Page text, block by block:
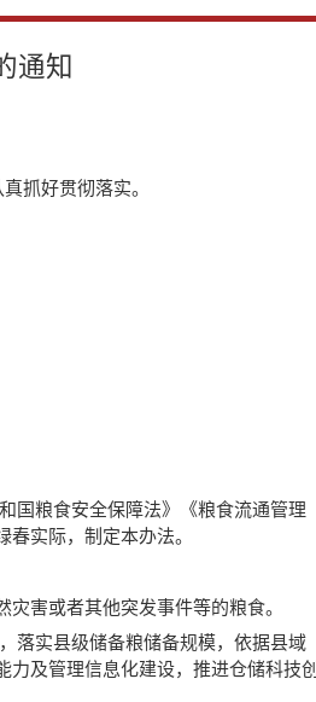
通知
抓好贯彻落实。
国粮食安全保障法》《粮食流通管理
实际，制定本办法。
害或者其他突发事件等的粮食。
落实县级储备粮储备规模，依据县域
及管理信息化建设，推进仓储科技创